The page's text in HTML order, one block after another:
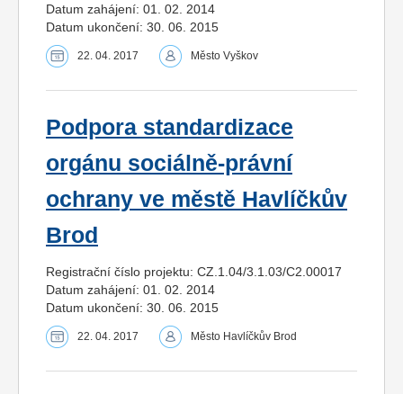
Datum zahájení: 01. 02. 2014
Datum ukončení: 30. 06. 2015
22. 04. 2017 Město Vyškov
Podpora standardizace
orgánu sociálně-právní
ochrany ve městě Havlíčkův
Brod
Registrační číslo projektu: CZ.1.04/3.1.03/C2.00017
Datum zahájení: 01. 02. 2014
Datum ukončení: 30. 06. 2015
22. 04. 2017 Město Havlíčkův Brod